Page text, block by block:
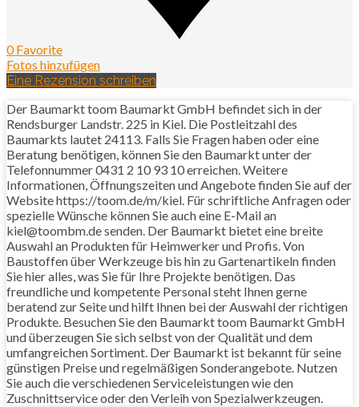
0 Favorite
Fotos hinzufügen
Eine Rezension schreiben
Der Baumarkt toom Baumarkt GmbH befindet sich in der
Rendsburger Landstr. 225 in Kiel. Die Postleitzahl des
Baumarkts lautet 24113. Falls Sie Fragen haben oder eine
Beratung benötigen, können Sie den Baumarkt unter der
Telefonnummer 0431 2 10 93 10 erreichen. Weitere
Informationen, Öffnungszeiten und Angebote finden Sie auf der
Website https://toom.de/m/kiel. Für schriftliche Anfragen oder
spezielle Wünsche können Sie auch eine E-Mail an
kiel@toombm.de senden. Der Baumarkt bietet eine breite
Auswahl an Produkten für Heimwerker und Profis. Von
Baustoffen über Werkzeuge bis hin zu Gartenartikeln finden
Sie hier alles, was Sie für Ihre Projekte benötigen. Das
freundliche und kompetente Personal steht Ihnen gerne
beratend zur Seite und hilft Ihnen bei der Auswahl der richtigen
Produkte. Besuchen Sie den Baumarkt toom Baumarkt GmbH
und überzeugen Sie sich selbst von der Qualität und dem
umfangreichen Sortiment. Der Baumarkt ist bekannt für seine
günstigen Preise und regelmäßigen Sonderangebote. Nutzen
Sie auch die verschiedenen Serviceleistungen wie den
Zuschnittservice oder den Verleih von Spezialwerkzeugen.